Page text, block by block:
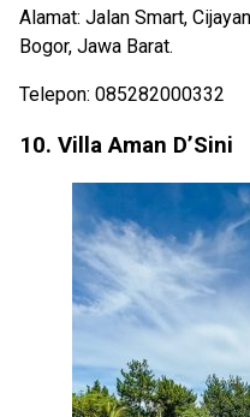
Alamat: Jalan Smart,
Bogor, Jawa Barat.
Telepon: 085282000332
10. Villa Aman D’Sini